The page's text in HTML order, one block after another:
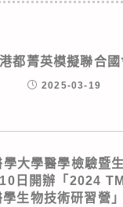
都菁英模擬聯合國
2025-03-19
大學醫學檢驗暨
日開辦「2024
生物技術研習營